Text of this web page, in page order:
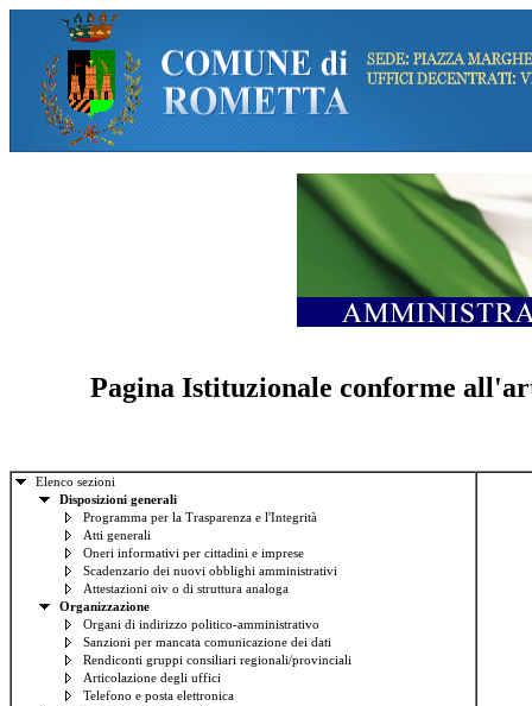
Pagina Istituzionale conforme
Elenco sezioni
Disposizioni generali
Programma per la Trasparenza e l'Integrità
Atti generali
Oneri informativi per cittadini e imprese
Scadenzario dei nuovi obblighi amministrativi
Attestazioni oiv o di struttura analoga
Organizzazione
Organi di indirizzo politico-amministrativo
Sanzioni per mancata comunicazione dei dati
Rendiconti gruppi consiliari regionali/provinciali
Articolazione degli uffici
Telefono e posta elettronica